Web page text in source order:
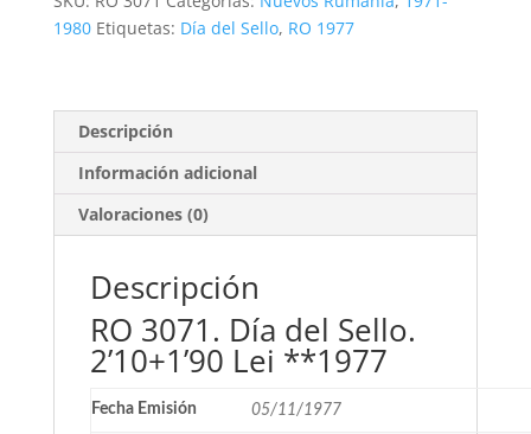
2'10+1'90
1980 Etiquetas: Día del Sello, RO 1977
Descripción
Información adicional
Valoraciones (0)
Descripción
RO 3071. Día del Sello.
2’10+1’90 Lei **1977
Fecha Emisión 05/11/1977